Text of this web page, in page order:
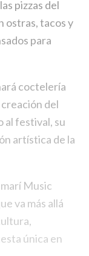
pizzas del
ostras, tacos y
​​para
coctelería
del
al festival, su
artística de la
Music
va más allá
única en